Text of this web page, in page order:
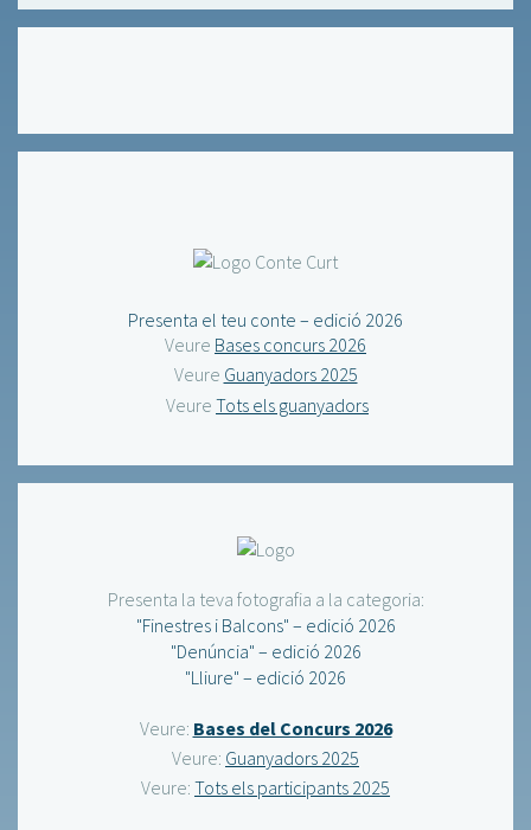
Presenta el teu conte – edició 2026
Veure Bases concurs 2026
Veure Guanyadors 2025
Veure Tots els guanyadors
Presenta la teva fotografia a la categoria:
"Finestres i Balcons" – edició 2026
"Denúncia" – edició 2026
"Lliure" – edició 2026
Veure: Bases del Concurs 2026
Veure: Guanyadors 2025
Veure: Tots els participants 2025